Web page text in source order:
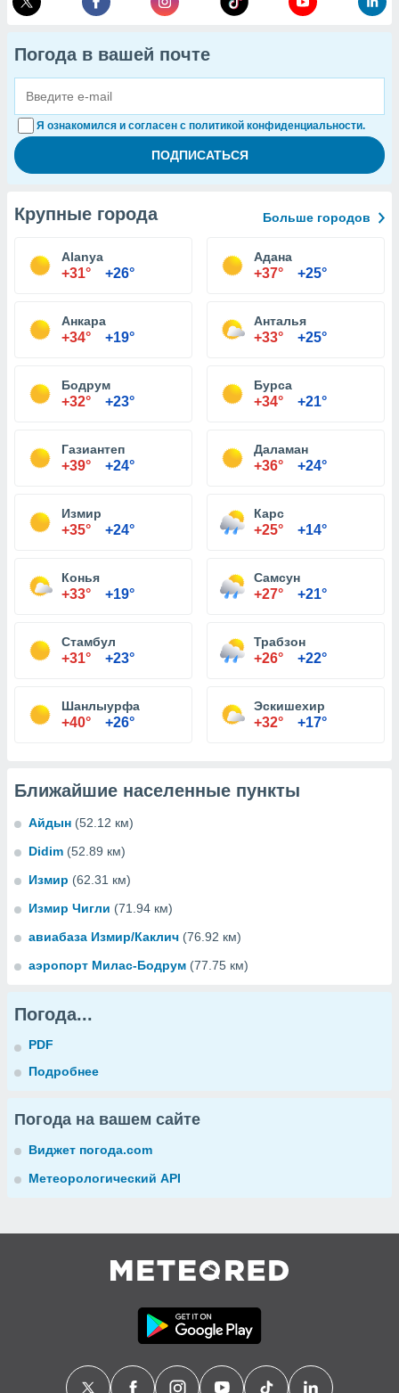
Погода в вашей почте
Я ознакомился и согласен с политикой конфиденциальности.
Крупные города Больше городов
Alanya
+31° +26°
Адана
+37° +25°
Анкара
+34° +19°
Анталья
+33° +25°
Бодрум
+32° +23°
Бурса
+34° +21°
Газиантеп
+39° +24°
Даламан
+36° +24°
Измир
+35° +24°
Карс
+25° +14°
Конья
+33° +19°
Самсун
+27° +21°
Стамбул
+31° +23°
Трабзон
+26° +22°
Шанлыурфа
+40° +26°
Эскишехир
+32° +17°
Ближайшие населенные пункты
Айдын (52.12 км)
Didim (52.89 км)
Измир (62.31 км)
Измир Чигли (71.94 км)
авиабаза Измир/Каклич (76.92 км)
аэропорт Милас-Бодрум (77.75 км)
Погода...
PDF
Подробнее
Погода на вашем сайте
Виджет погода.com
Метеорологический API